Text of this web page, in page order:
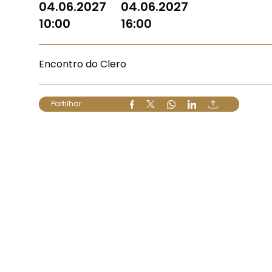
04.06.2027
10:00
04.06.2027
16:00
Encontro do Clero
Partilhar